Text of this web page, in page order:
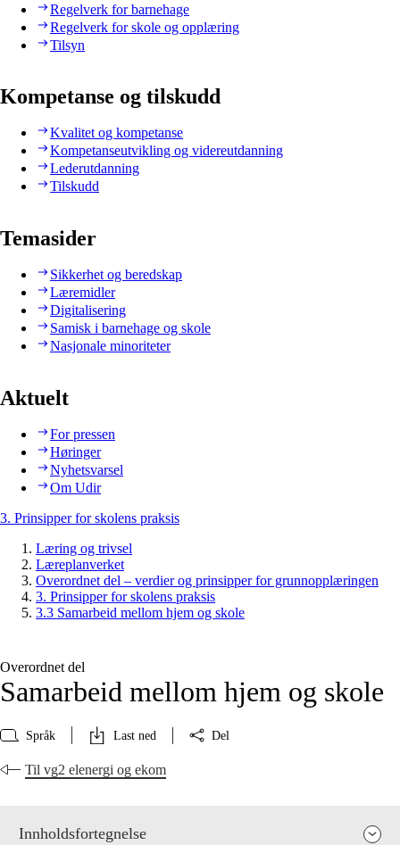
Regelverk for barnehage
Regelverk for skole og opplæring
Tilsyn
Kompetanse og tilskudd
Kvalitet og kompetanse
Kompetanseutvikling og videreutdanning
Lederutdanning
Tilskudd
Temasider
Sikkerhet og beredskap
Læremidler
Digitalisering
Samisk i barnehage og skole
Nasjonale minoriteter
Aktuelt
For pressen
Høringer
Nyhetsvarsel
Om Udir
3. Prinsipper for skolens praksis
Læring og trivsel
Læreplanverket
Overordnet del – verdier og prinsipper for grunnopplæringen
3. Prinsipper for skolens praksis
3.3 Samarbeid mellom hjem og skole
Overordnet del
Samarbeid mellom hjem og skole
Språk Last ned Del
Til vg2 elenergi og ekom
Innholdsfortegnelse